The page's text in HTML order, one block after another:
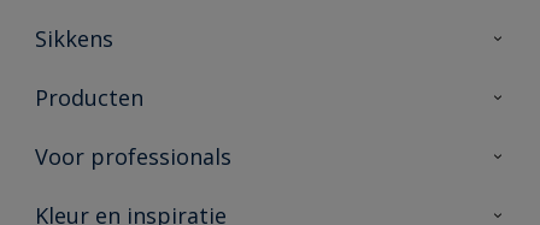
Sikkens
Over Sikkens
Duurzaamheid
Producten
Producten voor binnen
Vind je verkooppunt
Voor professionals
Advies & service
Kleur en inspiratie